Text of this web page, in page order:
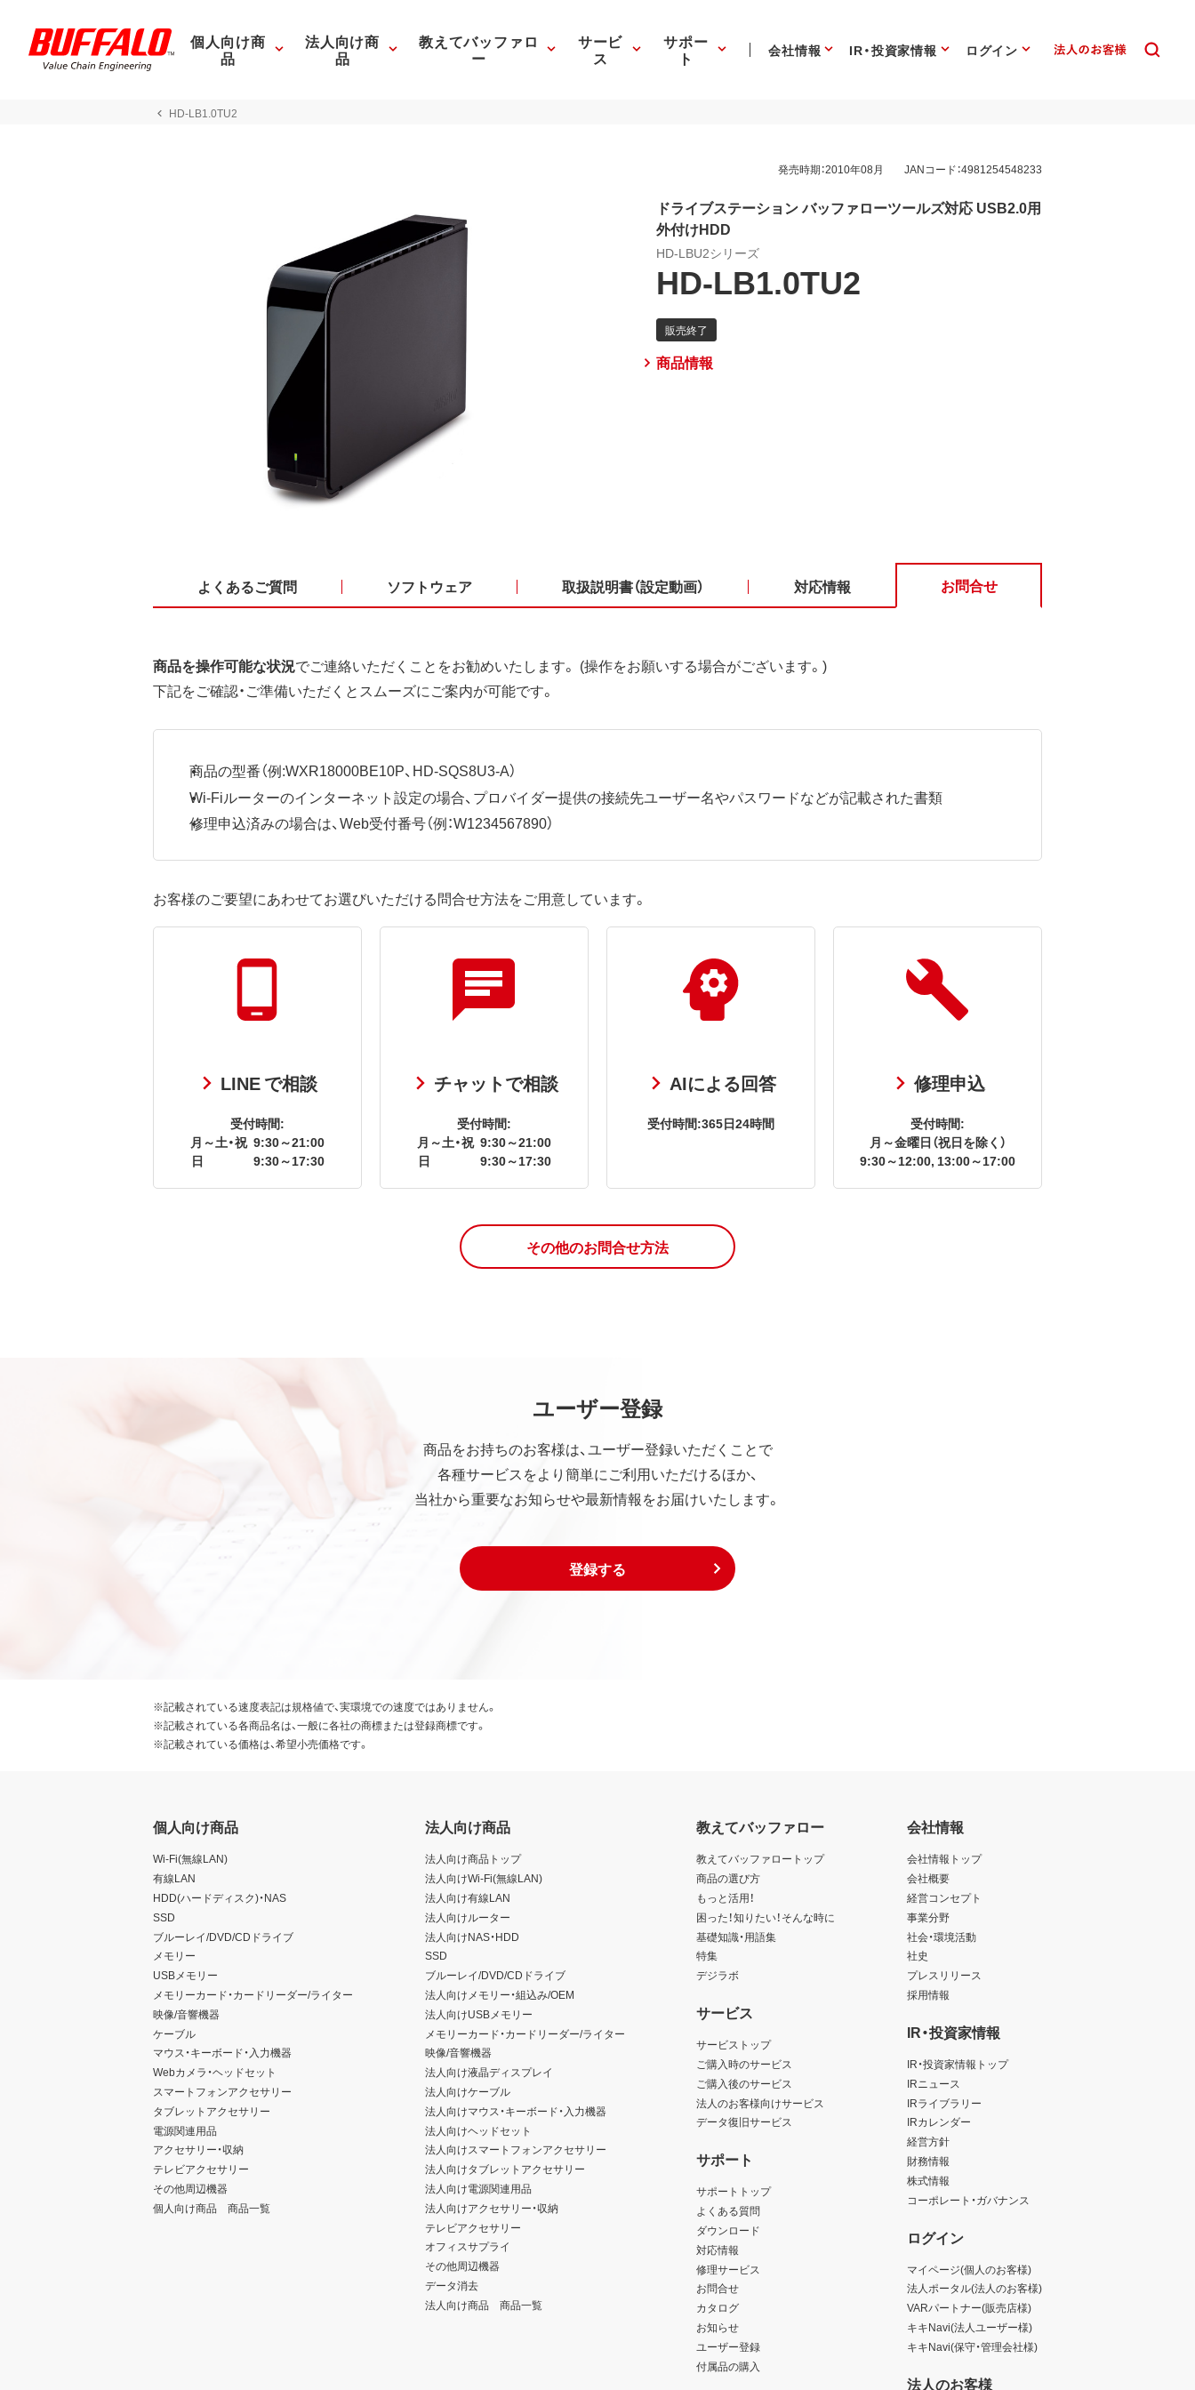
個人向け商
品
法人向け商
品
教えてバッファロ
ー
サービ
ス
サポー
ト 会社情報 IR・投資家情報 ログイン
HD-LB1.0TU2
発売時期：2010年08月 JANコード：4981254548233
ドライブステーション バッファローツールズ対応 USB2.0用
外付けHDD
HD-LBU2シリーズ
HD-LB1.0TU2
商品情報
よくあるご質問 ソフトウェア 取扱説明書（設定動画） 対応情報 お問合せ
商品を操作可能な状況でご連絡いただくことをお勧めいたします。 (操作をお願いする場合がございます。)
下記をご確認・ご準備いただくとスムーズにご案内が可能です。
商品の型番（例:WXR18000BE10P、HD-SQS8U3-A）
Wi-Fiルーターのインターネット設定の場合、プロバイダー提供の接続先ユーザー名やパスワードなどが記載された書類
修理申込済みの場合は、Web受付番号（例：W1234567890）
お客様のご要望にあわせてお選びいただける問合せ方法をご用意しています。
LINE で相談
受付時間:
月～土・祝 9:30～21:00
日
9:30～17:30
チャットで相談
受付時間:
月～土・祝 9:30～21:00
日
9:30～17:30
AIによる回答
受付時間:365日24時間
修理申込
受付時間:
月～金曜日（祝日を除く）
9:30～12:00, 13:00～17:00
その他のお問合せ方法
ユーザー登録
商品をお持ちのお客様は、ユーザー登録いただくことで
各種サービスをより簡単にご利用いただけるほか、
当社から重要なお知らせや最新情報をお届けいたします。
登録する
※記載されている速度表記は規格値で、実環境での速度ではありません。
※記載されている各商品名は、一般に各社の商標または登録商標です。
※記載されている価格は、希望小売価格です。
個人向け商品
Wi-Fi(無線LAN)
有線LAN
HDD(ハードディスク)・NAS
SSD
ブルーレイ/DVD/CDドライブ
メモリー
USBメモリー
メモリーカード・カードリーダー/ライター
映像/音響機器
ケーブル
マウス・キーボード・入力機器
Webカメラ・ヘッドセット
スマートフォンアクセサリー
タブレットアクセサリー
電源関連用品
アクセサリー・収納
テレビアクセサリー
その他周辺機器
個人向け商品 商品一覧
法人向け商品
法人向け商品トップ
法人向けWi-Fi(無線LAN)
法人向け有線LAN
法人向けルーター
法人向けNAS・HDD
SSD
ブルーレイ/DVD/CDドライブ
法人向けメモリー・組込み/OEM
法人向けUSBメモリー
メモリーカード・カードリーダー/ライター
映像/音響機器
法人向け液晶ディスプレイ
法人向けケーブル
法人向けマウス・キーボード・入力機器
法人向けヘッドセット
法人向けスマートフォンアクセサリー
法人向けタブレットアクセサリー
法人向け電源関連用品
法人向けアクセサリー・収納
テレビアクセサリー
オフィスサプライ
その他周辺機器
データ消去
法人向け商品 商品一覧
教えてバッファロー
教えてバッファロートップ
商品の選び方
もっと活用！
困った！知りたい！そんな時に
基礎知識・用語集
特集
デジラボ
サービス
サービストップ
ご購入時のサービス
ご購入後のサービス
法人のお客様向けサービス
データ復旧サービス
サポート
サポートトップ
よくある質問
ダウンロード
対応情報
修理サービス
お問合せ
カタログ
お知らせ
ユーザー登録
付属品の購入
会社情報
会社情報トップ
会社概要
経営コンセプト
事業分野
社会・環境活動
社史
プレスリリース
採用情報
IR・投資家情報
IR・投資家情報トップ
IRニュース
IRライブラリー
IRカレンダー
経営方針
財務情報
株式情報
コーポレート・ガバナンス
ログイン
マイページ(個人のお客様)
法人ポータル(法人のお客様)
VARパートナー(販売店様)
キキNavi(法人ユーザー様)
キキNavi(保守・管理会社様)
法人のお客様